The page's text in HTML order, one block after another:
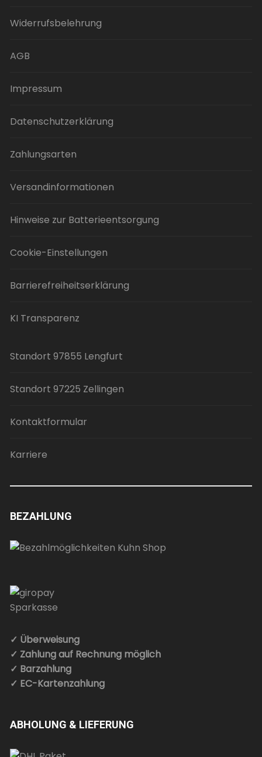
Widerrufsbelehrung
AGB
Impressum
Datenschutzerklärung
Zahlungsarten
Versandinformationen
Hinweise zur Batterieentsorgung
Cookie-Einstellungen
Barrierefreiheitserklärung
KI Transparenz
Standort 97855 Lengfurt
Standort 97225 Zellingen
Kontaktformular
Karriere
BEZAHLUNG
✓ Überweisung
✓ Zahlung auf Rechnung möglich
✓ Barzahlung
✓ EC-Kartenzahlung
ABHOLUNG & LIEFERUNG